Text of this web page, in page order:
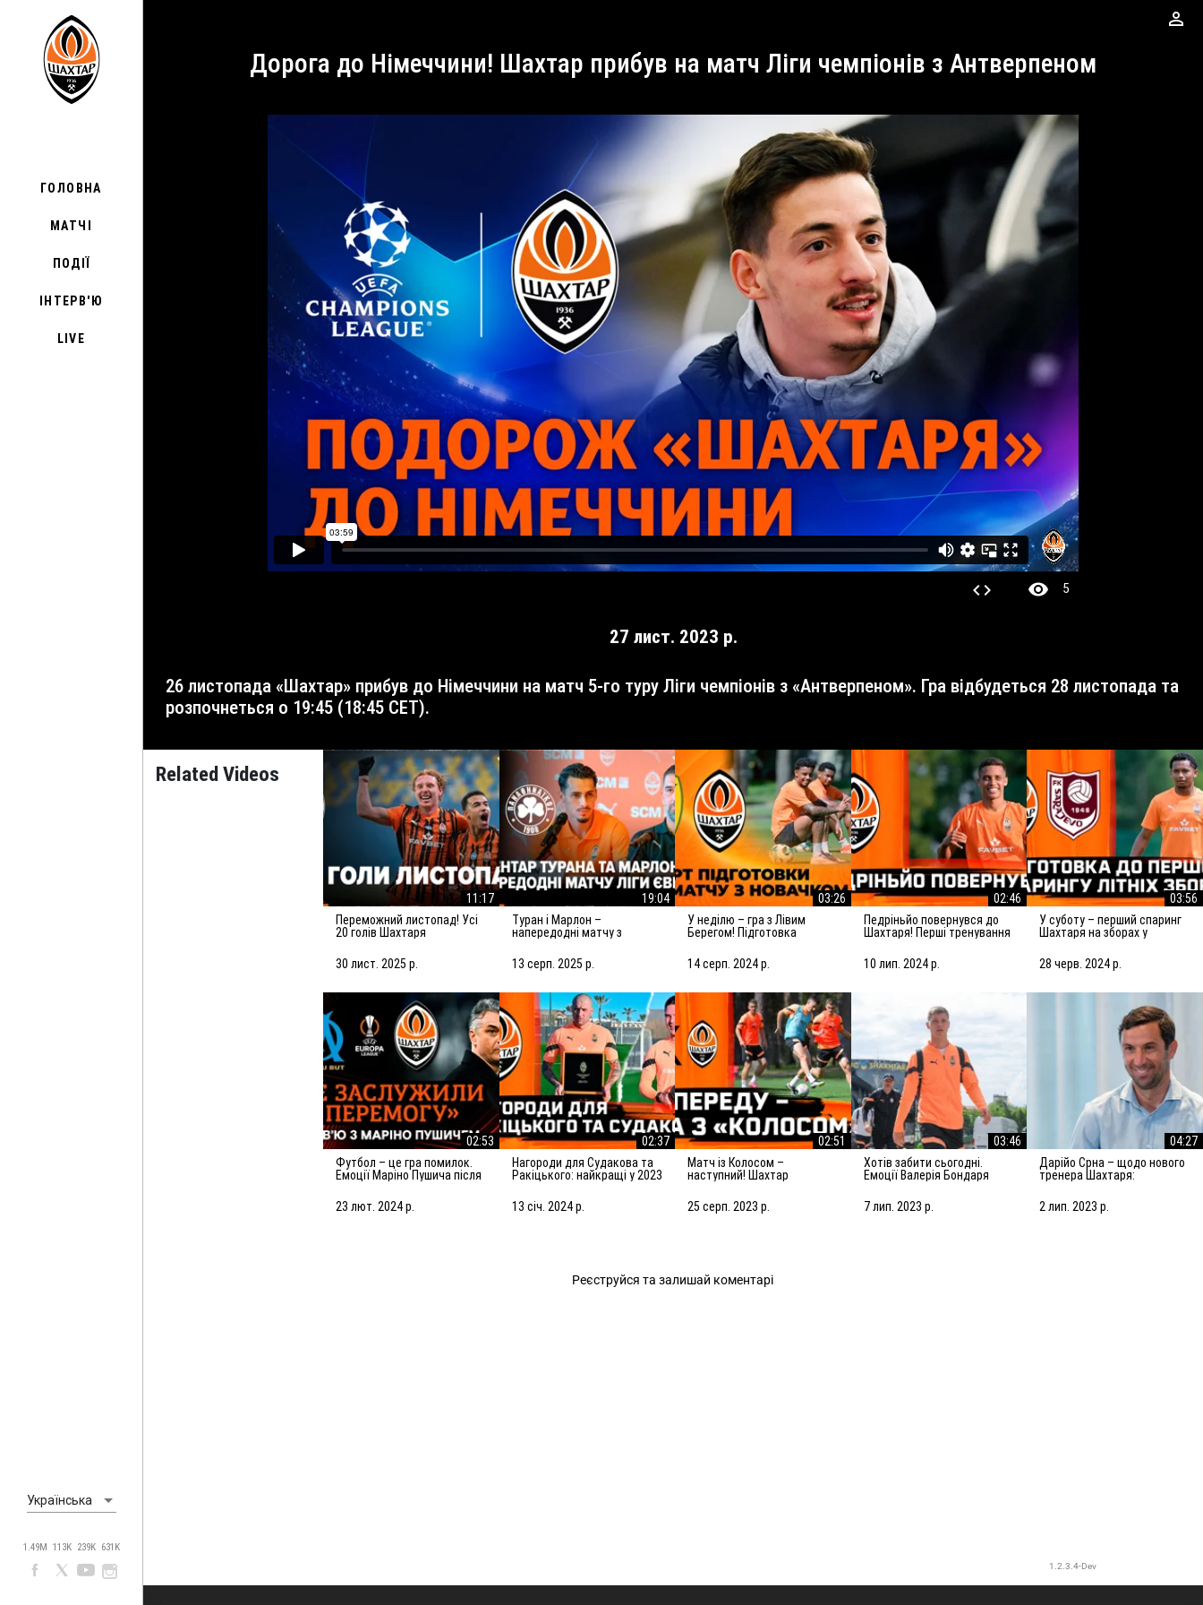
ГОЛОВНА
МАТЧІ
ПОДІЇ
ІНТЕРВ'Ю
LIVE
Українська
1.49M 113K 239K 631K
perm_identity
Дорога до Німеччини! Шахтар прибув на матч Ліги чемпіонів з Антверпеном
code visibility 5
27 лист. 2023 р.
26 листопада «Шахтар» прибув до Німеччини на матч 5-го туру Ліги чемпіонів з «Антверпеном». Гра відбудеться 28 листопада та
розпочнеться о 19:45 (18:45 CET).
Related Videos
11:17
Переможний листопад! Усі
20 голів Шахтаря
30 лист. 2025 р.
19:04
Туран і Марлон –
напередодні матчу з
все можливе для
досягнення мети
13 серп. 2025 р.
03:26
У неділю – гра з Лівим
Берегом! Підготовка
новачком УПЛ
14 серп. 2024 р.
02:46
Педріньйо повернувся до
Шахтаря! Перші тренування
10 лип. 2024 р.
03:56
У суботу – перший спаринг
Шахтаря на зборах у
матчу із Сараєвом
28 черв. 2024 р.
02:53
Футбол – це гра помилок.
Емоції Маріно Пушича після
23 лют. 2024 р.
02:37
Нагороди для Судакова та
Ракіцького: найкращі у 2023
13 січ. 2024 р.
02:51
Матч із Колосом –
наступний! Шахтар
25 серп. 2023 р.
03:46
Хотів забити сьогодні.
Емоції Валерія Бондаря
7 лип. 2023 р.
04:27
Дарійо Срна – щодо нового
тренера Шахтаря:
підсилити команду
2 лип. 2023 р.